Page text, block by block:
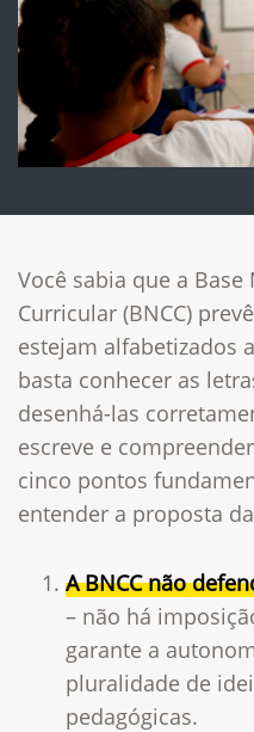
Você sabia que a
Curricular (BNCC)
estejam alfabetizados
basta conhecer as
desenhá-las
escreve e
cinco pontos
entender a proposta
A BNCC não
– não há
garante a
pluralidade de
pedagógicas.